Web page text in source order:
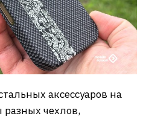
аксессуаров на
чехлов,